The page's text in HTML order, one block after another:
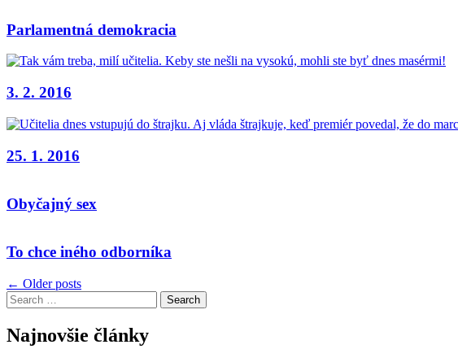
Parlamentná demokracia
3. 2. 2016
25. 1. 2016
Obyčajný sex
To chce iného odborníka
Navigácia
v
článkoch
← Older posts
Search
for:
Najnovšie články